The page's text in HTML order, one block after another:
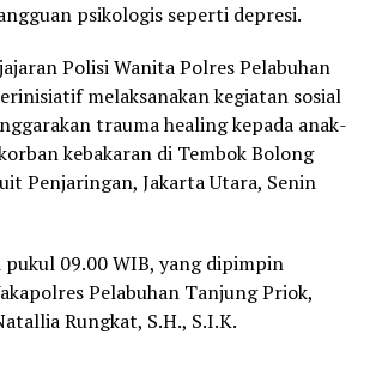
psikologis seperti depresi.
Polisi Wanita Polres Pelabuhan
melaksanakan kegiatan sosial
trauma healing kepada anak-
kebakaran di Tembok Bolong
Penjaringan, Jakarta Utara, Senin
09.00 WIB, yang dipimpin
Pelabuhan Tanjung Priok,
Rungkat, S.H., S.I.K.